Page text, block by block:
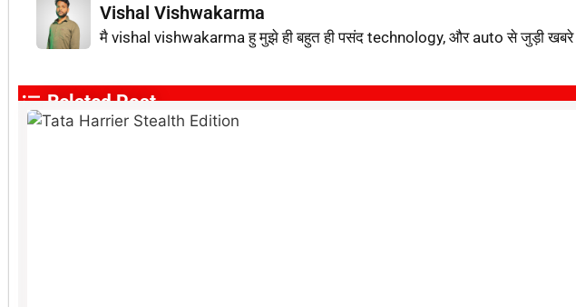
Vishal Vishwakarma
मै vishal vishwakarma हु मुझे ही बहुत ही पसंद technology, और auto से जुड़ी खबरे
Related Post